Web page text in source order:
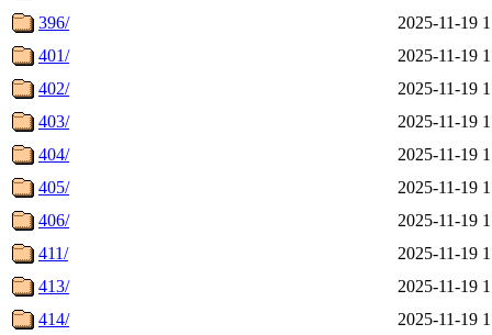
396/
2025-11-19
401/
2025-11-19
402/
2025-11-19
403/
2025-11-19
404/
2025-11-19
405/
2025-11-19
406/
2025-11-19
411/
2025-11-19
413/
2025-11-19
414/
2025-11-19